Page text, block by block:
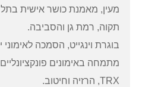
מעין, מאמנת כושר אישית
תקוה, רמת גן והסביבה.
בוגרת וינגייט, הסמכה לאימוני
מתמחה באימונים
TRX, הרזיה וחיטוב.